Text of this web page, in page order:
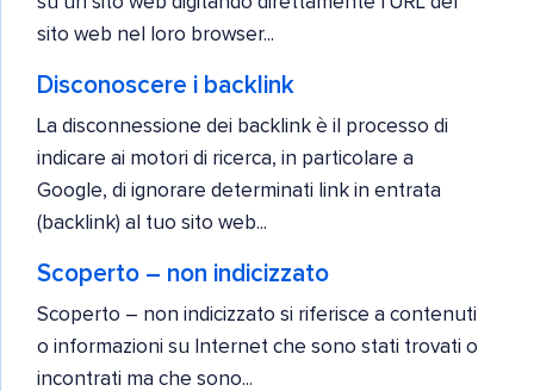
sito web nel loro browser...
Disconoscere i backlink
La disconnessione dei backlink è il processo di
indicare ai motori di ricerca, in particolare a
Google, di ignorare determinati link in entrata
(backlink) al tuo sito web...
Scoperto – non indicizzato
Scoperto – non indicizzato si riferisce a contenuti
o informazioni su Internet che sono stati trovati o
incontrati ma che sono...